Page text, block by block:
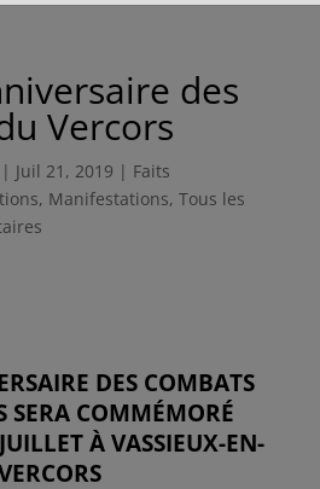
des
Vercors
| Juil 21, 2019 | Faits
, Manifestations, Tous les
DES COMBATS
SERA COMMÉMORÉ
À VASSIEUX-EN-